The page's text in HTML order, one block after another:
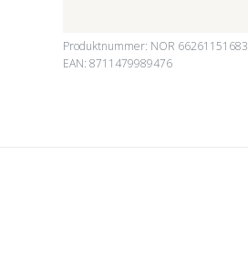
Produktnummer: NOR 66261151683
EAN: 8711479989476